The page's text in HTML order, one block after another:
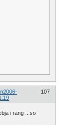
107
2006-
i rang ...so